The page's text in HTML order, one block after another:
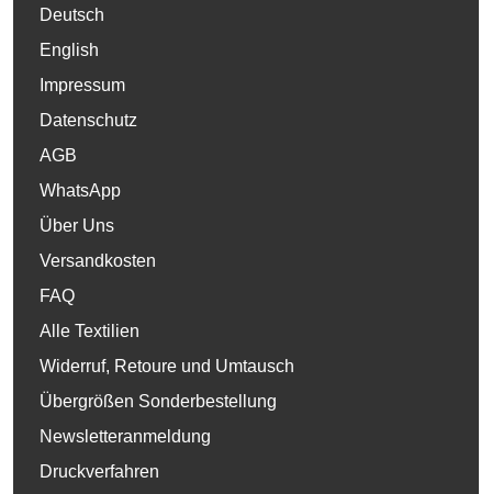
Deutsch
English
Impressum
Datenschutz
AGB
WhatsApp
Über Uns
Versandkosten
FAQ
Alle Textilien
Widerruf, Retoure und Umtausch
Übergrößen Sonderbestellung
Newsletteranmeldung
Druckverfahren